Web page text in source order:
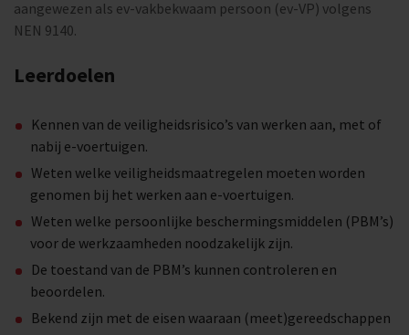
aangewezen als ev-vakbekwaam persoon (ev-VP) volgens
NEN 9140.
Leerdoelen
Kennen van de veiligheidsrisico’s van werken aan, met of
nabij e-voertuigen.
Weten welke veiligheidsmaatregelen moeten worden
genomen bij het werken aan e-voertuigen.
Weten welke persoonlijke beschermingsmiddelen (PBM’s)
voor de werkzaamheden noodzakelijk zijn.
De toestand van de PBM’s kunnen controleren en
beoordelen.
Bekend zijn met de eisen waaraan (meet)gereedschappen